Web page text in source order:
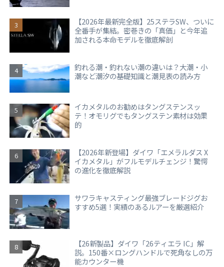
【2026年最新完全版】25ステラSW、ついに
全番手が集結。密巻きの「真価」と今年追
加される本命モデルを徹底解剖
釣れる潮・釣れない潮の違いは？大潮・小
潮など潮汐の基礎知識と潮見表の読み方
イカメタルのお勧めはタングステンスッ
テ！オモリグでもタングステン素材は効果
的
【2026年新登場】ダイワ「エメラルダス X
イカメタル」がフルモデルチェンジ！驚愕
の進化を徹底解説
サワラキャスティング最強ブレードジグお
すすめ5選！実績のあるルアーを厳選紹介
【26新製品】ダイワ「26ティエラ IC」解
説。150番×ロングハンドルで死角なしの万
能カウンター機